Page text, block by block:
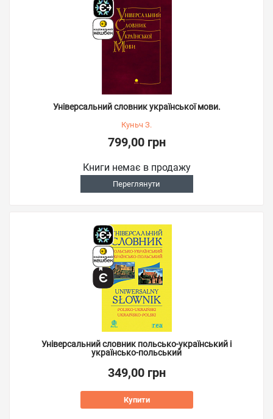
Універсальний словник української мови.
Куньч З.
799,00 грн
Книги немає в продажу
Переглянути
Універсальний словник польсько-український і
українсько-польський
349,00 грн
Купити